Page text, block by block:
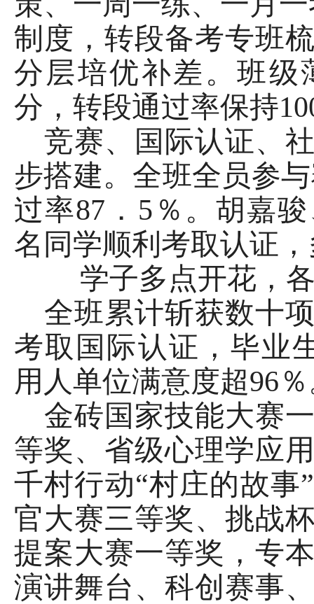
制度，转段备考专班
分层培优补差。班级
分，转段通过率保持
竞赛、国际认证、
步搭建。全班全员参
过率87．5％。胡嘉
名同学顺利考取认证
学子多点开花，
全班累计斩获数十
考取国际认证，毕业
用人单位满意度超96
金砖国家技能大赛
等奖、省级心理学应
千村行动“村庄的故事
官大赛三等奖、挑战
提案大赛一等奖，专
演讲舞台、科创赛事